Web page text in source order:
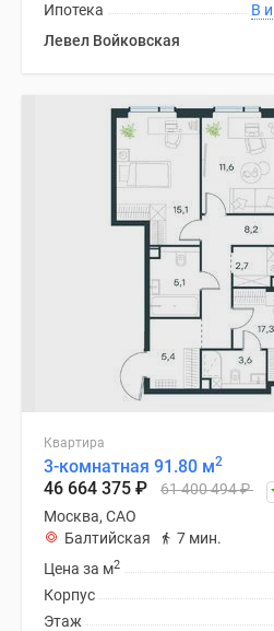
Ипотека
Левел Войковская
Квартира
3-комнатная 91.80 м2
46 664 375 ₽ 61 400 494₽
Москва, САО
Балтийская
7 мин.
Цена за м2
Корпус
Этаж